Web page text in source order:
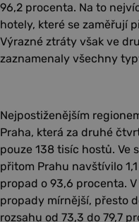
96,2 procenta. Na to
hotely, které se zaměřují
Výrazné ztráty však ve
zaznamenaly všechny
Nejpostiženějším
Praha, která za druhé
pouze 138 tisíc hostů. Ve
přitom Prahu navštívilo
propad o 93,6 procenta.
propady mírnější, přesto
rozsahu od 73,3 do 79,7